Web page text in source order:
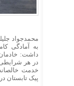
محمدجواد
به آمادگی
داشت:
در هر شرایطی
خدمت
پیک تابستان